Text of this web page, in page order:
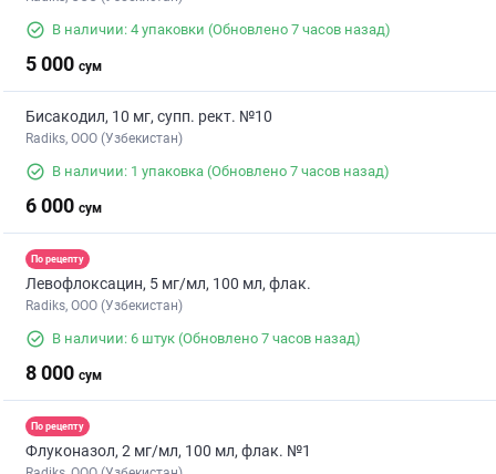
В наличии: 4 упаковки (Обновлено 7 часов назад)
5 000 сум
Бисакодил, 10 мг, супп. рект. №10
Radiks, ООО (Узбекистан)
В наличии: 1 упаковка (Обновлено 7 часов назад)
6 000 сум
По рецепту
Левофлоксацин, 5 мг/мл, 100 мл, флак.
Radiks, ООО (Узбекистан)
В наличии: 6 штук (Обновлено 7 часов назад)
8 000 сум
По рецепту
Флуконазол, 2 мг/мл, 100 мл, флак. №1